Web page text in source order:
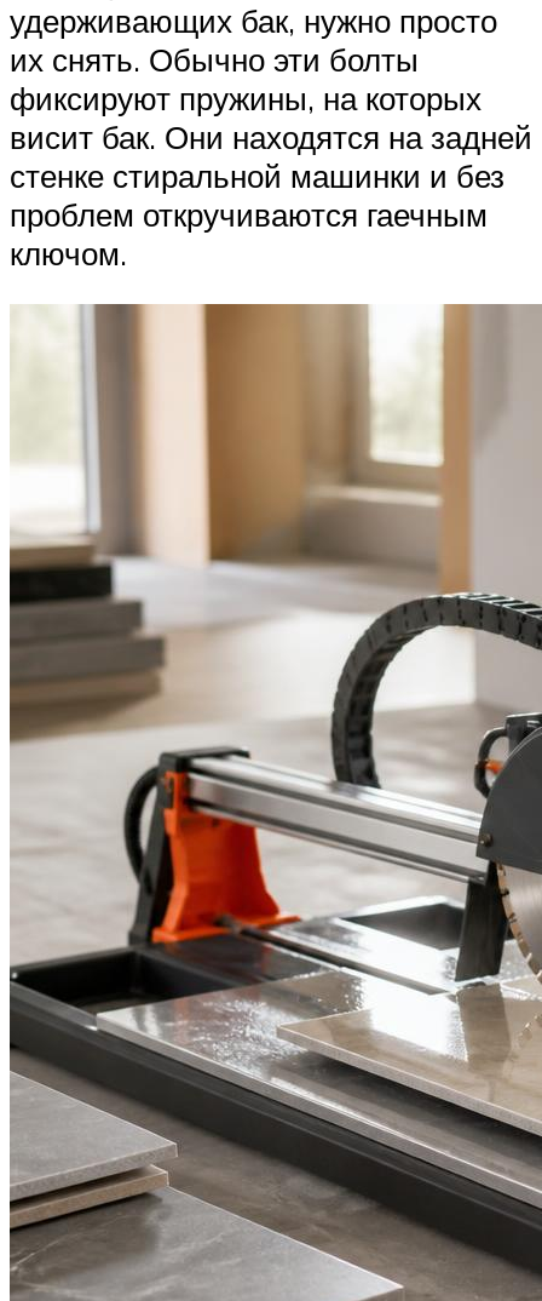
удерживающих бак, нужно просто
их снять. Обычно эти болты
фиксируют пружины, на которых
висит бак. Они находятся на задней
стенке стиральной машинки и без
проблем откручиваются гаечным
ключом.